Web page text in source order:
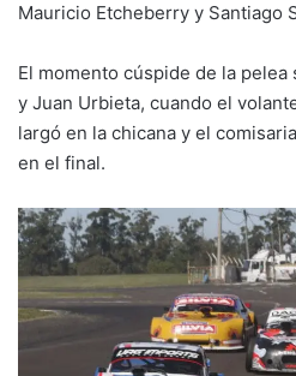
Mauricio Etcheberry y Santiago
El momento cúspide de la
y Juan Urbieta, cuando el
largó en la chicana y el
en el final.